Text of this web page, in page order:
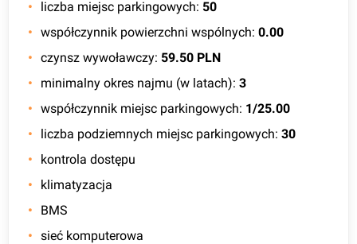
liczba miejsc parkingowych: 50
współczynnik powierzchni wspólnych: 0.00
czynsz wywoławczy: 59.50 PLN
minimalny okres najmu (w latach): 3
współczynnik miejsc parkingowych: 1/25.00
liczba podziemnych miejsc parkingowych: 30
kontrola dostępu
klimatyzacja
BMS
sieć komputerowa